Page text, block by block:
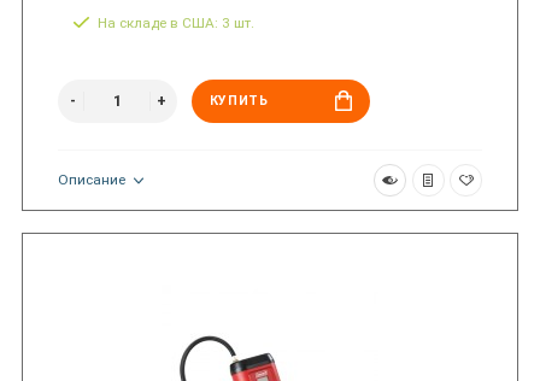
На складе в США: 3 шт.
КУПИТЬ
Описание